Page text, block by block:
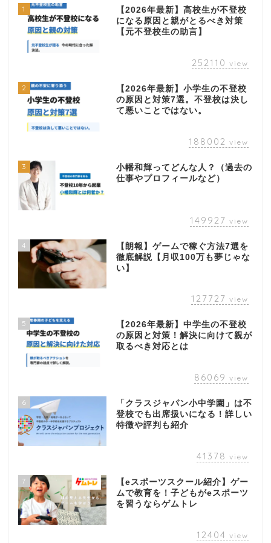
1
【2026年最新】高校生が不登校
になる原因と親がとるべき対策
【元不登校生の助言】
252110 view
2
【2026年最新】小学生の不登校
の原因と対策7選。不登校は決し
て悪いことではない。
188002 view
3
小幡和輝ってどんな人？（過去の
仕事やプロフィールなど）
149927 view
4
【朗報】ゲームで稼ぐ方法7選を
徹底解説【月収100万も夢じゃな
い】
127727 view
5
【2026年最新】中学生の不登校
の原因と対策！解決に向けて親が
取るべき対応とは
86069 view
6
「クラスジャパン小中学園」は不
登校でも出席扱いになる！詳しい
特徴や評判も紹介
41378 view
7
【eスポーツスクール紹介】ゲー
ムで教育を！子どもがeスポーツ
を習うならゲムトレ
12404 view